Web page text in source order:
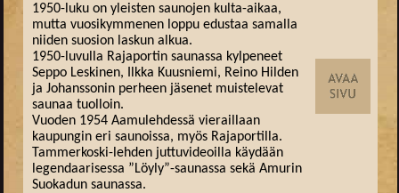
1950-luku on yleisten saunojen kulta-aikaa,
mutta vuosikymmenen loppu edustaa samalla
niiden suosion laskun alkua.
1950-luvulla Rajaportin saunassa kylpeneet
Seppo Leskinen, Ilkka Kuusniemi, Reino Hilden
ja Johanssonin perheen jäsenet muistelevat
saunaa tuolloin.
Vuoden 1954 Aamulehdessä vieraillaan
kaupungin eri saunoissa, myös Rajaportilla.
Tammerkoski-lehden juttuvideoilla käydään
legendaarisessa ”Löyly”-saunassa sekä Amurin
Suokadun saunassa.